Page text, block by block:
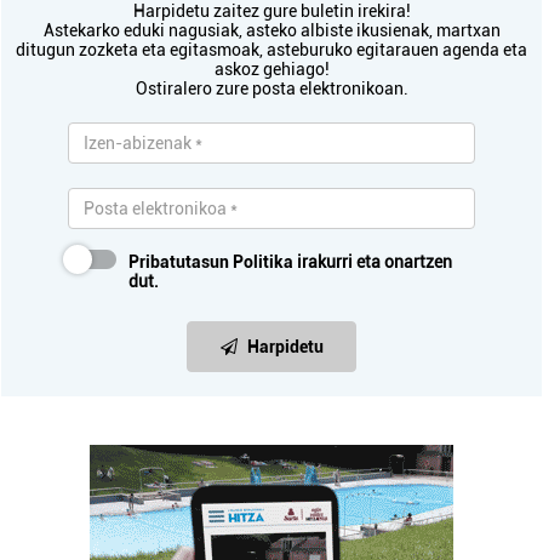
Harpidetu zaitez gure buletin irekira!
Astekarko eduki nagusiak, asteko albiste ikusienak, martxan
ditugun zozketa eta egitasmoak, asteburuko egitarauen agenda eta
askoz gehiago!
Ostiralero zure posta elektronikoan.
Pribatutasun Politika irakurri eta onartzen
dut.
Harpidetu